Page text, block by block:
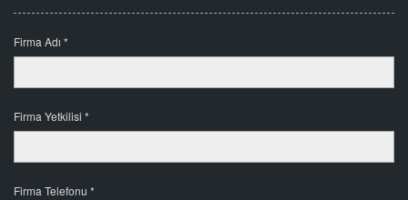
Firma Adı *
Firma Yetkilisi *
Firma Telefonu *